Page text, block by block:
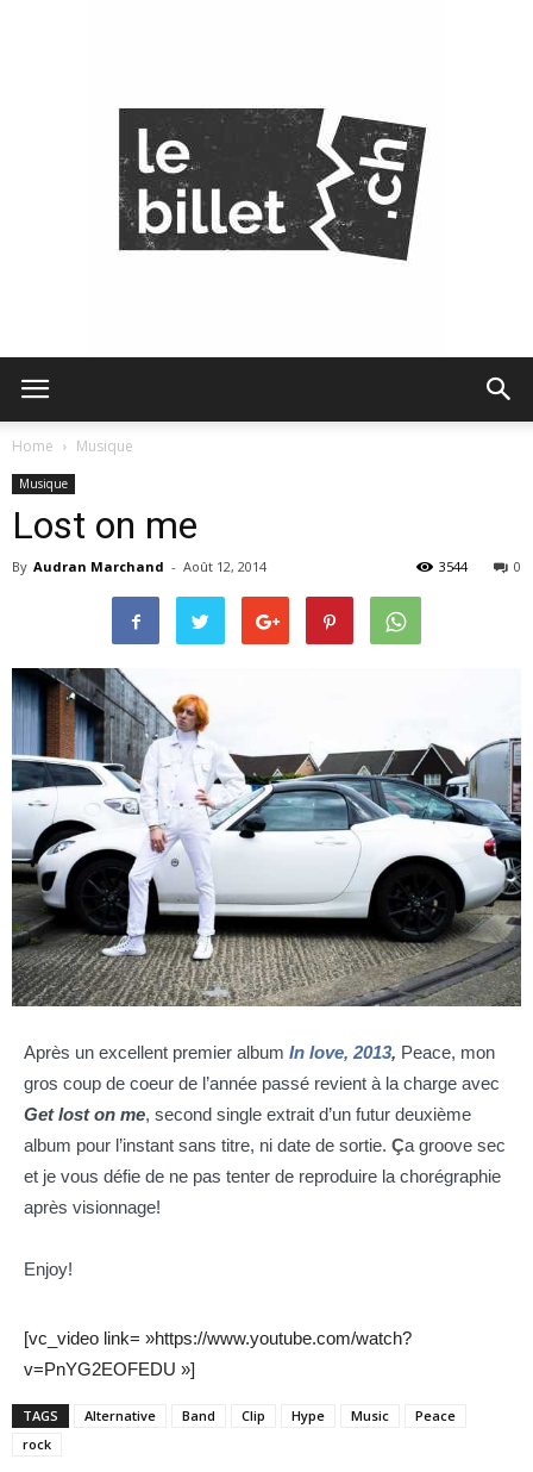
–
culturel
–
musique
Home Musique
Musique
Lost on me
By Audran Marchand - Août 12, 2014 0
3544
Après un excellent premier album In love, 2013, Peace, mon
gros coup de coeur de l’année passé revient à la charge avec
Get lost on me, second single extrait d’un futur deuxième
album pour l’instant sans titre, ni date de sortie. Ça groove sec
et je vous défie de ne pas tenter de reproduire la chorégraphie
après visionnage!
Enjoy!
[vc_video link= »https://www.youtube.com/watch?
v=PnYG2EOFEDU »]
TAGS Alternative Band Clip Hype Music
Peace
rock